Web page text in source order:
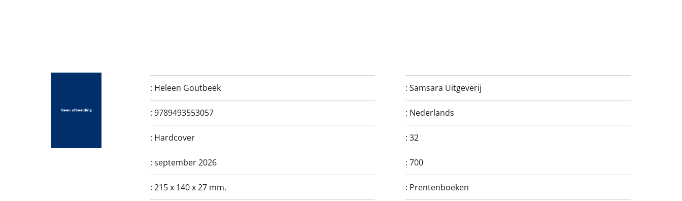
: Heleen Goutbeek :Samsara Uitgeverij
: 9789493553057 : Nederlands
: Hardcover :32
: september 2026 :700
: 215 x 140 x 27 mm. : Prentenboeken